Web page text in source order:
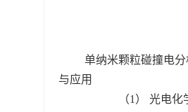
单纳米颗粒碰撞电
与应用
（1） 光电化